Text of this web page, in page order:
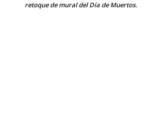
retoque de mural del Día de Muertos.